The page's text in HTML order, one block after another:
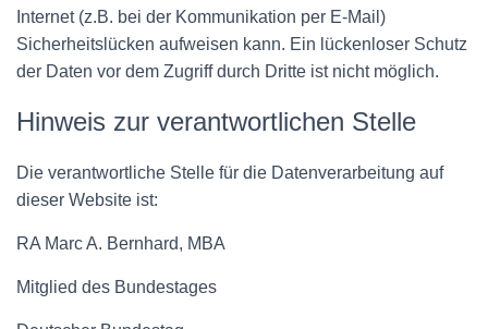
Internet (z.B. bei der Kommunikation per E-Mail)
Sicherheitslücken aufweisen kann. Ein lückenloser Schutz
der Daten vor dem Zugriff durch Dritte ist nicht möglich.
Hinweis zur verantwortlichen Stelle
Die verantwortliche Stelle für die Datenverarbeitung auf
dieser Website ist:
RA Marc A. Bernhard, MBA
Mitglied des Bundestages